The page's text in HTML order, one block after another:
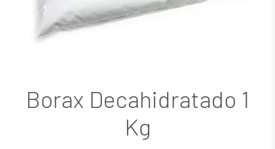
Borax Decahidratado 1
Kg